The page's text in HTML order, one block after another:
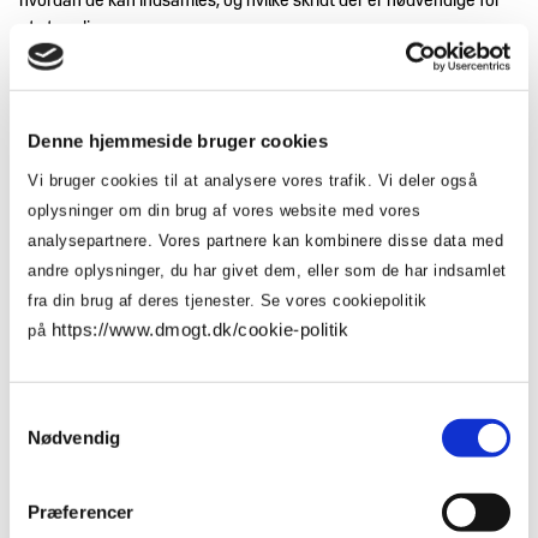
Denne hjemmeside bruger cookies
Vi bruger cookies til at analysere vores trafik. Vi deler også
oplysninger om din brug af vores website med vores
analysepartnere. Vores partnere kan kombinere disse data med
andre oplysninger, du har givet dem, eller som de har indsamlet
fra din brug af deres tjenester. Se vores cookiepolitik
på https://www.dmogt.dk/cookie-politik
Nødvendig
Præferencer
at strømline processen.
Manager og de grundlæggende Product og Digital Manager-
samtidig forberede en bredere implementering. Derfor er det
tværfunktionelle samarbejde inden for Sports Group Denmark er
et centralt element, fordi det sikrer samordning på tværs af teams.
I en undersøgelse, som blev gennemført under projektet, kom det
frem, at slutbrugerne prioriterer information om
produktpas. Denne læring understreger vigtigheden af
opbygge tillid hos kunderne.
Samarbejde om praktiske